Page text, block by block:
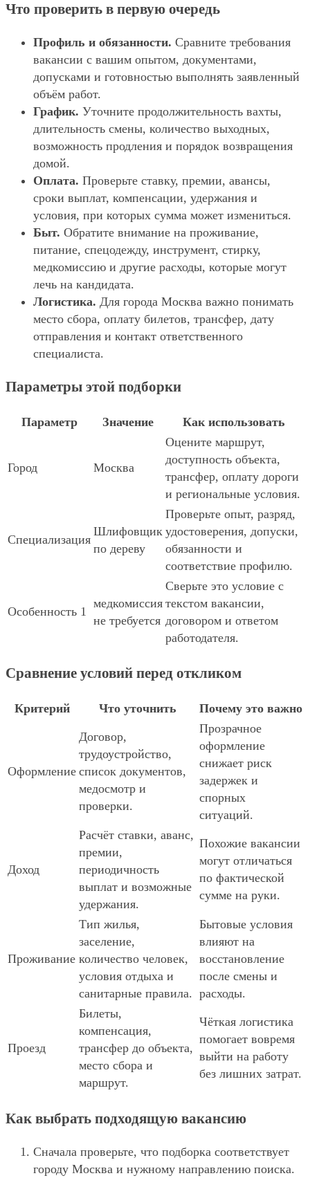
Что проверить в первую очередь
Профиль и обязанности. Сравните требования
вакансии с вашим опытом, документами,
допусками и готовностью выполнять заявленный
объём работ.
График. Уточните продолжительность вахты,
длительность смены, количество выходных,
возможность продления и порядок возвращения
домой.
Оплата. Проверьте ставку, премии, авансы,
сроки выплат, компенсации, удержания и
условия, при которых сумма может измениться.
Быт. Обратите внимание на проживание,
питание, спецодежду, инструмент, стирку,
медкомиссию и другие расходы, которые могут
лечь на кандидата.
Логистика. Для города Москва важно понимать
место сбора, оплату билетов, трансфер, дату
отправления и контакт ответственного
специалиста.
Параметры этой подборки
Параметр Значение Как использовать
Город Москва
Оцените маршрут,
доступность объекта,
трансфер, оплату дороги
и региональные условия.
Специализация
Шлифовщик
по дереву
Проверьте опыт, разряд,
удостоверения, допуски,
обязанности и
соответствие профилю.
Особенность 1
медкомиссия
не требуется
Сверьте это условие с
текстом вакансии,
договором и ответом
работодателя.
Сравнение условий перед откликом
Критерий Что уточнить Почему это важно
Оформление
Договор,
трудоустройство,
список документов,
медосмотр и
проверки.
Прозрачное
оформление
снижает риск
задержек и
спорных
ситуаций.
Доход
Расчёт ставки, аванс,
премии,
периодичность
выплат и возможные
удержания.
Похожие вакансии
могут отличаться
по фактической
сумме на руки.
Проживание
Тип жилья,
заселение,
количество человек,
условия отдыха и
санитарные правила.
Бытовые условия
влияют на
восстановление
после смены и
расходы.
Проезд
Билеты,
компенсация,
трансфер до объекта,
место сбора и
маршрут.
Чёткая логистика
помогает вовремя
выйти на работу
без лишних затрат.
Как выбрать подходящую вакансию
Сначала проверьте, что подборка соответствует
городу Москва и нужному направлению поиска.